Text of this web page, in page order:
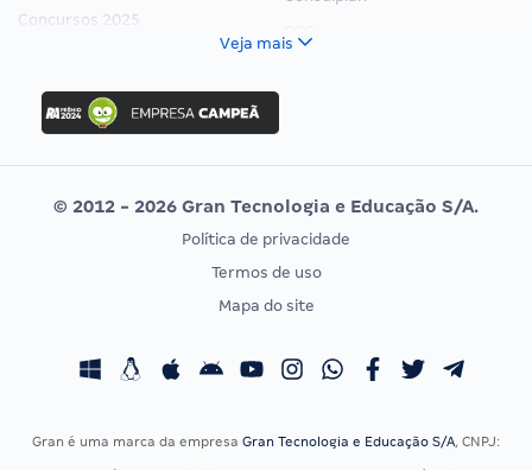
Concursos 2025
Concurso Nacional Unificado
Concurso Ibama
Concurso MPU
Editais publicados
Vunesp
CONCURSOS POR PROFISSÃO
Concursos Fiscais
EXAME DE ORDEM
Calendário OAB
Veja mais
© 2012 - 2026 Gran Tecnologia e Educação S/A.
Política de privacidade
Termos de uso
Mapa do site
Gran é uma marca da empresa Gran Tecnologia e Educação S/A, CNPJ: